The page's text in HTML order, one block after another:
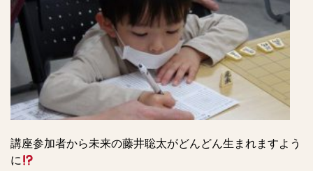
講座参加者から未来の藤井聡太がどんどん生まれますよう
に